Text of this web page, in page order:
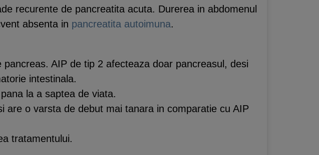
recurente de pancreatita acuta. Durerea in abdomenul
absenta in pancreatita autoimuna.
AIP de tip 2 afecteaza doar pancreasul, desi
intestinala.
la a saptea de viata.
o varsta de debut mai tanara in comparatie cu AIP
tratamentului.